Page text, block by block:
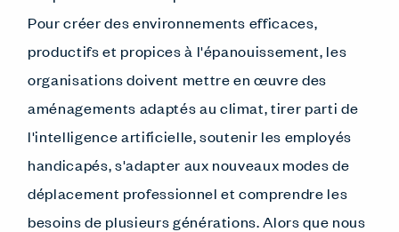
Pour créer des environnements efficaces,
productifs et propices à l'épanouissement, les
organisations doivent mettre en œuvre des
aménagements adaptés au climat, tirer parti de
l'intelligence artificielle, soutenir les employés
handicapés, s'adapter aux nouveaux modes de
déplacement professionnel et comprendre les
besoins de plusieurs générations. Alors que nous